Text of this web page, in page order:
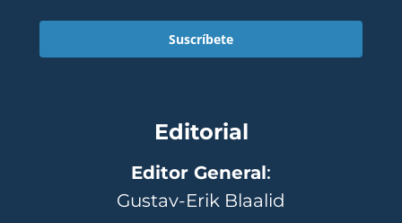
Suscríbete
Editorial
Editor General:
Gustav-Erik Blaalid